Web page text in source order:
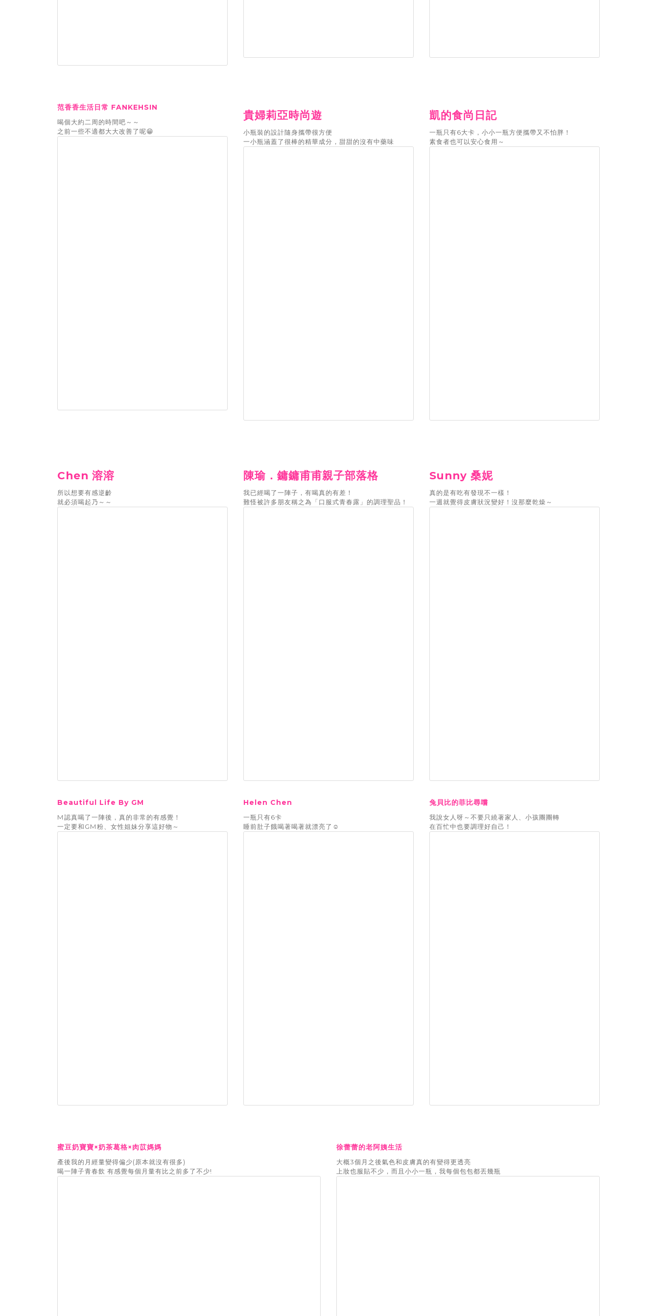
范香香生活日常 FANKEHSIN
喝個大約二周的時間吧～～
之前一些不適都大大改善了呢😁
貴婦莉亞時尚遊
小瓶裝的設計隨身攜帶很方便
一小瓶涵蓋了很棒的精華成分，甜甜的沒有中藥味
凱的食尚日記
一瓶只有6大卡，小小一瓶方便攜帶又不怕胖！
素食者也可以安心食用～
Chen 溶溶
所以想要有感逆齡
就必須喝起乃～～
Beautiful Life By GM
M認真喝了一陣後，真的非常的有感覺！
一定要和GM粉、女性姐妹分享這好物～
陳瑜．鏞鏞甫甫親子部落格
我已經喝了一陣子，有喝真的有差！
難怪被許多朋友稱之為「口服式青春露」的調理聖品！
Helen Chen
一瓶只有6卡
睡前肚子餓喝著喝著就漂亮了☺️
Sunny 桑妮
真的是有吃有發現不一樣！
一週就覺得皮膚狀況變好！沒那麼乾燥～
兔貝比的菲比尋嚐
我說女人呀～不要只繞著家人、小孩團團轉
在百忙中也要調理好自己！
蜜豆奶寶寶×奶茶葛格×肉苡媽媽
產後我的月經量變得偏少(原本就沒有很多)
喝一陣子青春飲 有感覺每個月量有比之前多了不少!
徐蕾蕾的老阿姨生活
大概3個月之後氣色和皮膚真的有變得更透亮
上妝也服貼不少，而且小小一瓶，我每個包包都丟幾瓶